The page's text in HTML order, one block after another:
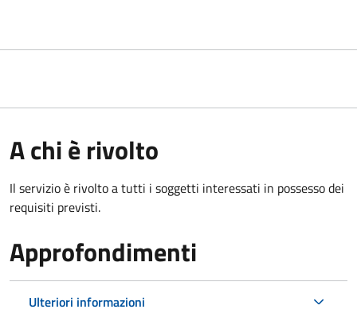
A chi è rivolto
Il servizio è rivolto a tutti i soggetti interessati in possesso dei
requisiti previsti.
Approfondimenti
Ulteriori informazioni